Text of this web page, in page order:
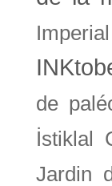
de
İstiklal
Jardin